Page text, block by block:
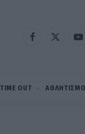
Facebook
X
TIME OUT